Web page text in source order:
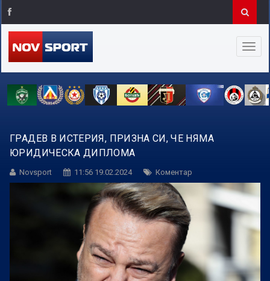
ГРАДЕВ В ИСТЕРИЯ, ПРИЗНА СИ, ЧЕ НЯМА
ЮРИДИЧЕСКА ДИПЛОМА
Novsport 11:56 19.02.2024 Коментар